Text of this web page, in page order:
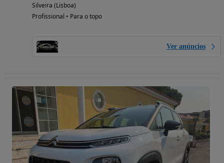
Silveira (Lisboa)
Profissional • Para o topo
Ver anúncios